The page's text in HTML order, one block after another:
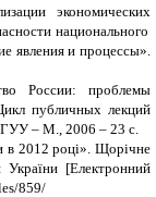
экономических
национального
явления и процессы».
России: проблемы
публичных лекций
ГУУ – М.
2006 – 23 с.
в 2012 році». Щорічне
України [Електронний
859/